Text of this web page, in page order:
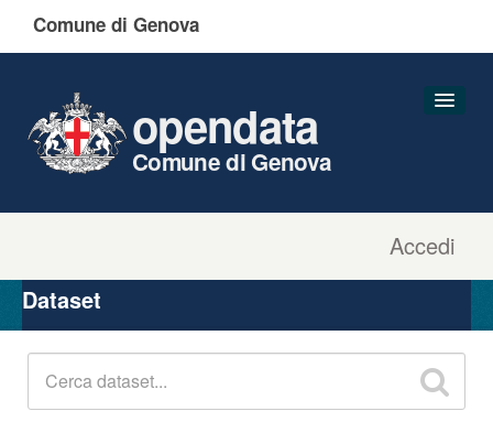
Comune di Genova
Accedi
opendata
Comune di Genova
Organizzazioni
Gruppi
Dataset